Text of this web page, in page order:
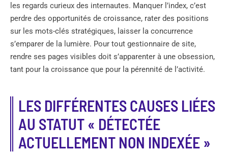
les regards curieux des internautes. Manquer l’index, c’est
perdre des opportunités de croissance, rater des positions
sur les mots-clés stratégiques, laisser la concurrence
s’emparer de la lumière. Pour tout gestionnaire de site,
rendre ses pages visibles doit s’apparenter à une obsession,
tant pour la croissance que pour la pérennité de l’activité.
LES DIFFÉRENTES CAUSES LIÉES
AU STATUT « DÉTECTÉE
ACTUELLEMENT NON INDEXÉE »